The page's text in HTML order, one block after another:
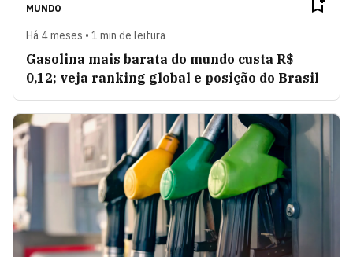
MUNDO
Há 4 meses • 1 min de leitura
Gasolina mais barata do mundo custa R$
0,12; veja ranking global e posição do Brasil